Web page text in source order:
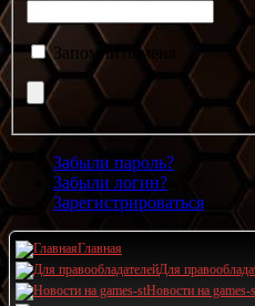
Запомнить меня
Забыли пароль?
Забыли логин?
Зарегистрироваться
Главная
Для
Новости на games-